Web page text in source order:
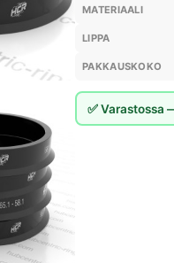
MATERIAALI
LIPPA
PAKKAUSKOKO
✅ Varastossa